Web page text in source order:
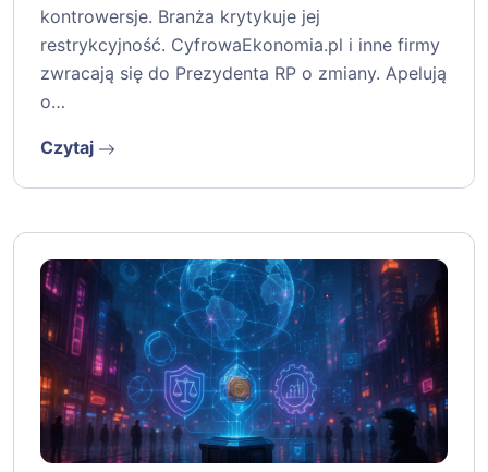
kontrowersje. Branża krytykuje jej
restrykcyjność. CyfrowaEkonomia.pl i inne firmy
zwracają się do Prezydenta RP o zmiany. Apelują
o…
Czytaj